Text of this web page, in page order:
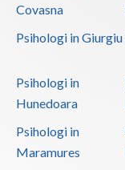
Covasna
Psihologi in Giurgiu
Psihologi in
Hunedoara
Psihologi in
Maramures